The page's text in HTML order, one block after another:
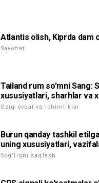
Atlantis olish, Kiprda dam
Sayohat
Tailand rum so'mni Sang:
xususiyatlari, sharhlar va
Oziq-ovqat va ichimliklar
Burun qanday tashkil
uning xususiyatlari,
Sog'liqni saqlash